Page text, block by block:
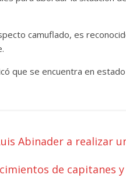
camuflado, es
que se encuentra en
Abinader a realizar
de capitanes